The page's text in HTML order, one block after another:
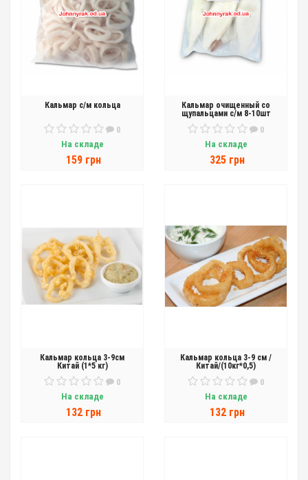
Кальмар с/м кольца
0
На складе
159 грн
Кальмар очищенный со
щупальцами с/м 8-10шт
0
На складе
325 грн
Кальмар кольца 3-9см
Китай (1*5 кг)
0
На складе
132 грн
Кальмар кольца 3-9 см /
Китай/(10кг*0,5)
0
На складе
132 грн